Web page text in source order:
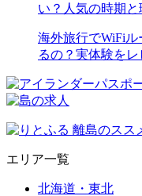
い？人気の時期
海外旅行でWiFiル
るの？実体験をレ
エリア一覧
北海道・東北